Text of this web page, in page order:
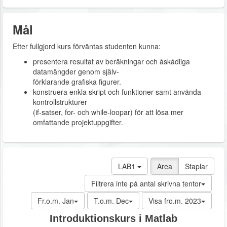
Mål
Efter fullgjord kurs förväntas studenten kunna:
presentera resultat av beräkningar och åskådliga
datamängder genom själv-
förklarande grafiska figurer.
konstruera enkla skript och funktioner samt använda
kontrollstrukturer
(if-satser, for- och while-loopar) för att lösa mer
omfattande projektuppgifter.
Area Staplar
LAB1
Filtrera inte på antal skrivna tentor
Visa fro.m. 2023
T.o.m. Dec
Fr.o.m. Jan
Introduktionskurs i Matlab